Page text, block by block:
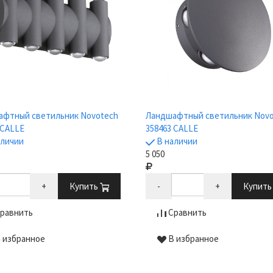
светильник Novotech
+ Купить
избранное
Ландшафтный светильник
358463 CALLE
В наличии
5 050
- + Купить
Сравнить
В избранное